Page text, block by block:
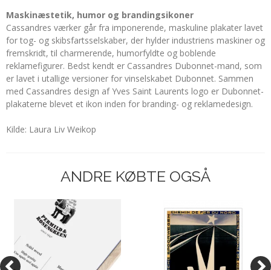
Maskinæstetik, humor og brandingsikoner
Cassandres værker går fra imponerende, maskuline plakater lavet
for tog- og skibsfartsselskaber, der hylder industriens maskiner og
fremskridt, til charmerende, humorfyldte og boblende
reklamefigurer. Bedst kendt er Cassandres Dubonnet-mand, som
er lavet i utallige versioner for vinselskabet Dubonnet. Sammen
med Cassandres design af Yves Saint Laurents logo er Dubonnet-
plakaterne blevet et ikon inden for branding- og reklamedesign.
Kilde: Laura Liv Weikop
ANDRE KØBTE OGSÅ